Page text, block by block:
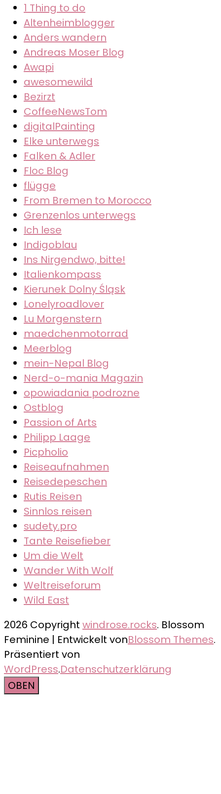
1 Thing to do
Altenheimblogger
Anders wandern
Andreas Moser Blog
Awapi
awesomewild
Bezirzt
CoffeeNewsTom
digitalPainting
Elke unterwegs
Falken & Adler
Floc Blog
flügge
From Bremen to Morocco
Grenzenlos unterwegs
Ich lese
Indigoblau
Ins Nirgendwo, bitte!
Italienkompass
Kierunek Dolny Śląsk
Lonelyroadlover
Lu Morgenstern
maedchenmotorrad
Meerblog
mein-Nepal Blog
Nerd-o-mania Magazin
opowiadania podrozne
Ostblog
Passion of Arts
Philipp Laage
Picpholio
Reiseaufnahmen
Reisedepeschen
Rutis Reisen
Sinnlos reisen
sudety.pro
Tante Reisefieber
Um die Welt
Wander With Wolf
Weltreiseforum
Wild East
2026 Copyright windrose.rocks. Blossom
Feminine | Entwickelt vonBlossom Themes.
Präsentiert von
WordPress.Datenschutzerklärung
OBEN